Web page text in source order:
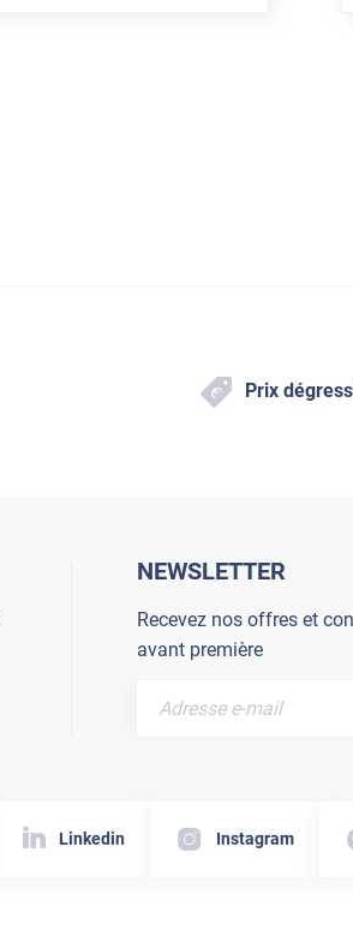
Prix
NEWSLETTER
Recevez nos offres et
avant première
Linkedin Instagram